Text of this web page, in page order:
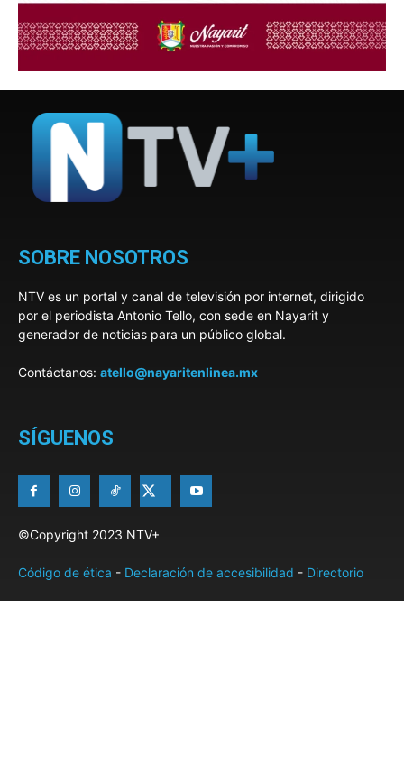
SOBRE NOSOTROS
NTV es un portal y canal de televisión por internet, dirigido
por el periodista Antonio Tello, con sede en Nayarit y
generador de noticias para un público global.
Contáctanos: atello@nayaritenlinea.mx
SÍGUENOS
©Copyright 2023 NTV+
Código de ética - Declaración de accesibilidad - Directorio